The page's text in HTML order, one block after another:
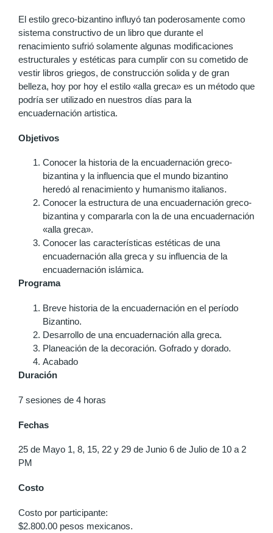
El estilo greco-bizantino influyó tan poderosamente como
sistema constructivo de un libro que durante el
renacimiento sufrió solamente algunas modificaciones
estructurales y estéticas para cumplir con su cometido de
vestir libros griegos, de construcción solida y de gran
belleza, hoy por hoy el estilo «alla greca» es un método que
podría ser utilizado en nuestros días para la
encuadernación artistica.
Objetivos
Conocer la historia de la encuadernación greco-
bizantina y la influencia que el mundo bizantino
heredó al renacimiento y humanismo italianos.
Conocer la estructura de una encuadernación greco-
bizantina y compararla con la de una encuadernación
«alla greca».
Conocer las características estéticas de una
encuadernación alla greca y su influencia de la
encuadernación islámica.
Programa
Breve historia de la encuadernación en el período
Bizantino.
Desarrollo de una encuadernación alla greca.
Planeación de la decoración. Gofrado y dorado.
Acabado
Duración
7 sesiones de 4 horas
Fechas
25 de Mayo 1, 8, 15, 22 y 29 de Junio 6 de Julio de 10 a 2
PM
Costo
Costo por participante:
$2.800.00 pesos mexicanos.